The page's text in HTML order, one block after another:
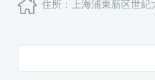
住所：上海浦東新区世紀